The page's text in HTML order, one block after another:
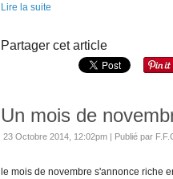
Lire la suite
Partager cet article
Un mois de
23 Octobre 2014, 12:02pm | Publié par
le mois de novembre s'annonce riche